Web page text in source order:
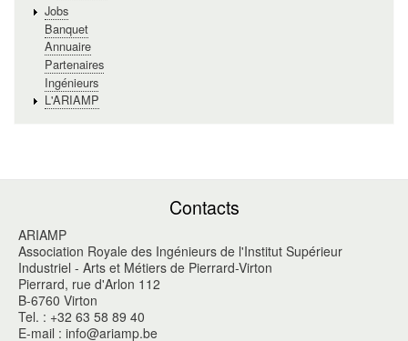
Jobs
Banquet
Annuaire
Partenaires
Ingénieurs
L'ARIAMP
Contacts
ARIAMP
Association Royale des Ingénieurs de l'Institut Supérieur
Industriel - Arts et Métiers de Pierrard-Virton
Pierrard, rue d'Arlon 112
B-6760 Virton
Tel. : +32 63 58 89 40
E-mail : info@ariamp.be